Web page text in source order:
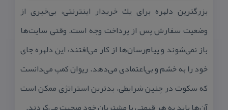
بزرگترین دلهره برای یك خریدار اینترنتی، بی‌خبری از
وضعیت سفارش پس از پرداخت وجه است. وقتی سایت‌ها
باز نمی‌شوند و پیام‌رسان‌ها از كار می‌افتند، این دلهره جای
خود را به خشم و بی‌اعتمادی می‌دهد. ریوان كمپ می‌دانست
كه سكوت در چنین شرایطی، بدترین استراتژی ممكن است